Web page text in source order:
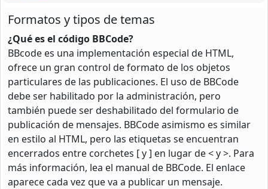
Formatos y tipos de temas
¿Qué es el código BBCode?
BBcode es una implementación especial de HTML,
ofrece un gran control de formato de los objetos
particulares de las publicaciones. El uso de BBCode
debe ser habilitado por la administración, pero
también puede ser deshabilitado del formulario de
publicación de mensajes. BBCode asimismo es similar
en estilo al HTML, pero las etiquetas se encuentran
encerrados entre corchetes [ y ] en lugar de < y >. Para
más información, lea el manual de BBCode. El enlace
aparece cada vez que va a publicar un mensaje.